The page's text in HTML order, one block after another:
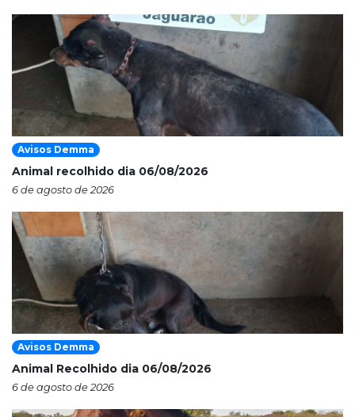
Avisos Demma
Animal recolhido dia 06/08/2026
6 de agosto de 2026
Avisos Demma
Animal Recolhido dia 06/08/2026
6 de agosto de 2026